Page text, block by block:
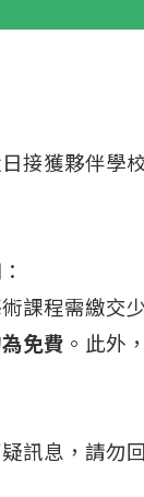
接獲夥伴學
課程需繳交
免費 。此外
訊息，請勿